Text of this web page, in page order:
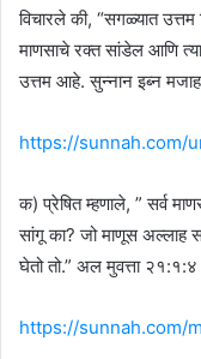
विचारले की, “सगळ्यात उत्तम
माणसाचे रक्त सांडेल आणि
उत्तम आहे. सुन्नान इब्न
https://sunnah.com/
क) प्रेषित म्हणाले, ” सर्व
सांगू का? जो माणूस अल्लाह
घेतो तो.” अल मुवत्ता २१:१:४
https://sunnah.com/